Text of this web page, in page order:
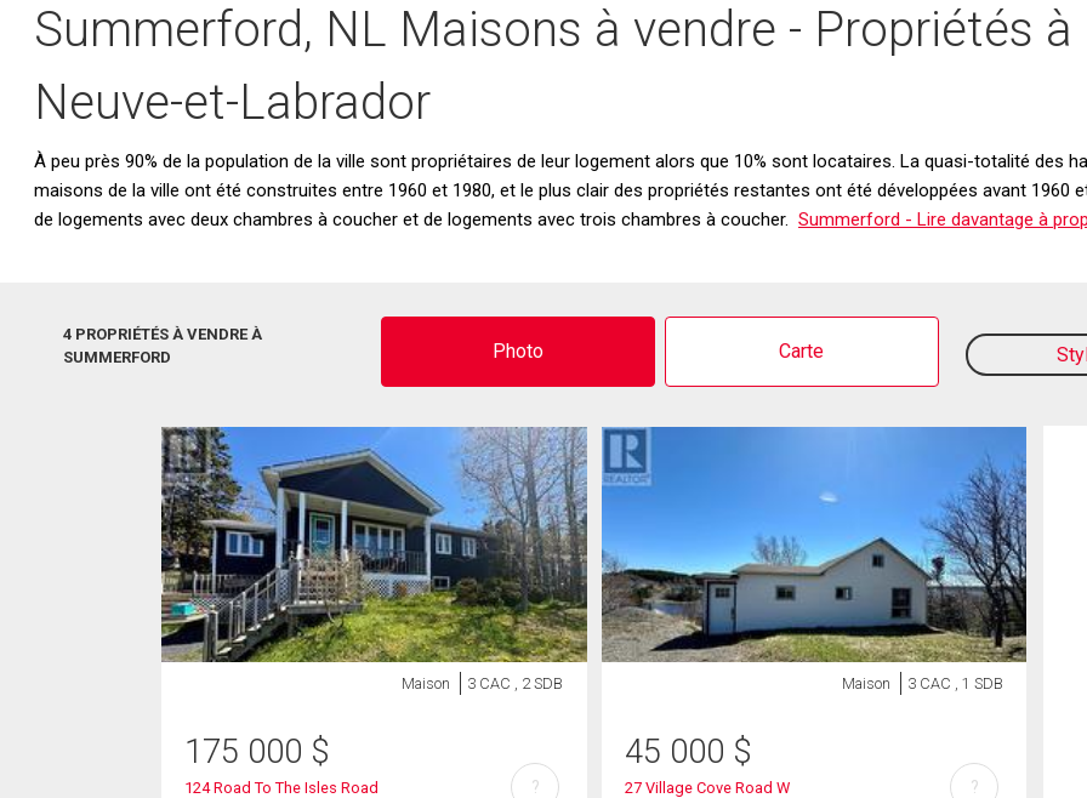
Summerford, NL Maisons à vendre - Propriétés
Neuve-et-Labrador
À peu près 90% de la population de la ville sont propriétaires de leur logement alors que 10% sont locataires. La quasi-totalité des
maisons de la ville ont été construites entre 1960 et 1980, et le plus clair des propriétés restantes ont été développées avant 1960
de logements avec deux chambres à coucher et de logements avec trois chambres à coucher. Summerford - Lire davantage à
4 PROPRIÉTÉS À VENDRE À
SUMMERFORD
Photo Carte
Maison 3 CAC , 2 SDB
175 000 $
124 Road To The Isles Road
?
Maison 3 CAC , 1 SDB
45 000 $
27 Village Cove Road W
?